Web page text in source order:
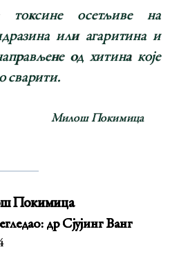
токсине осетљиве на
или агаритина и
од хитина које
сварити.
Милош Покимица
Покимица
др Сјујинг Ванг